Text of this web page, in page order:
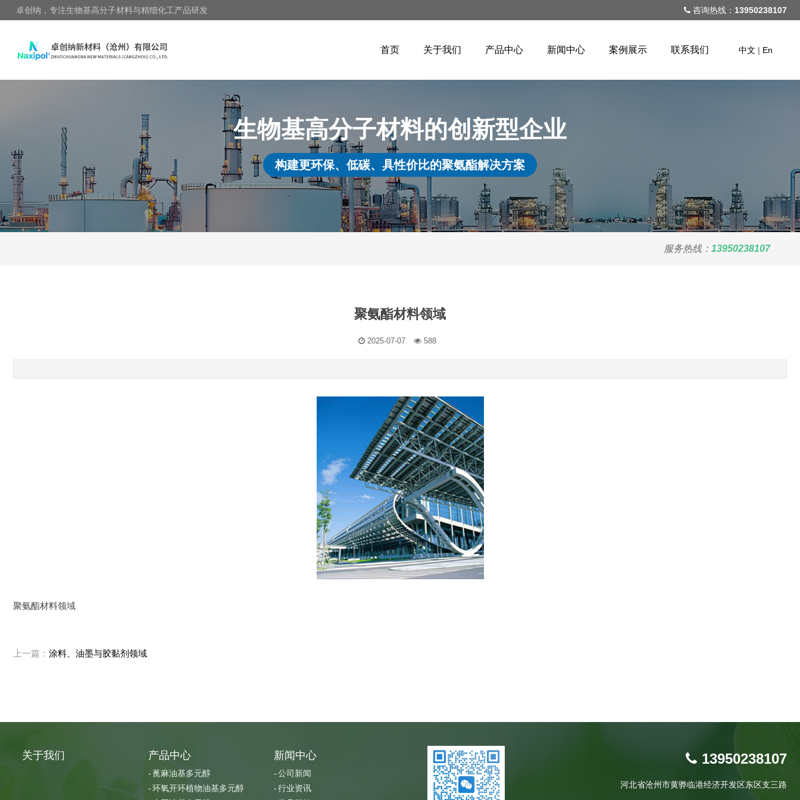
卓创纳，专注生物基高分子材料与精细化工产品研发 咨询热线： 13950238107
首页 关于我们 产品中心 新闻中心 案例展示 联系我们 中文 | En
生物基高分子材料的创新型企业
构建更环保、低碳、具性价比的聚氨酯解决方案
服务热线：13950238107
聚氨酯材料领域
2025-07-07 588
聚氨酯材料领域
上一篇： 涂料、油墨与胶黏剂领域
关于我们 产品中心
蓖麻油基多元醇
环氧开环植物油基多元醇
新闻中心
公司新闻
行业资讯
13950238107
河北省沧州市黄骅临港经济开发区东区支三路